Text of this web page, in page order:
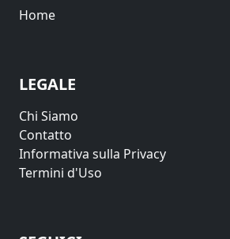
Home
LEGALE
Chi Siamo
Contatto
Informativa sulla Privacy
Termini d'Uso